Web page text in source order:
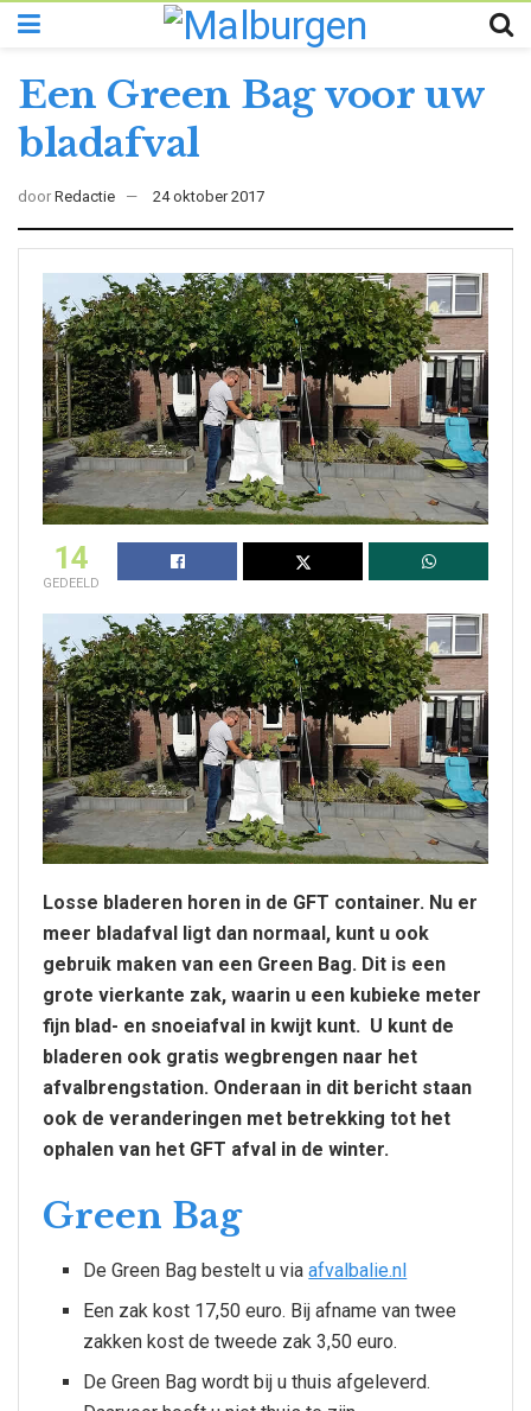
Een Green Bag voor uw
bladafval
door Redactie 24 oktober 2017
14
GEDEELD
Losse bladeren horen in de GFT container. Nu er
meer bladafval ligt dan normaal, kunt u ook
gebruik maken van een Green Bag. Dit is een
grote vierkante zak, waarin u een kubieke meter
fijn blad- en snoeiafval in kwijt kunt. U kunt de
bladeren ook gratis wegbrengen naar het
afvalbrengstation. Onderaan in dit bericht staan
ook de veranderingen met betrekking tot het
ophalen van het GFT afval in de winter.
Green Bag
De Green Bag bestelt u viaafvalbalie.nl
Een zak kost 17,50 euro. Bij afname van twee
zakken kost de tweede zak 3,50 euro.
De Green Bag wordt bij u thuis afgeleverd.